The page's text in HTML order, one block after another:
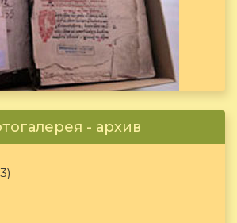
- архив